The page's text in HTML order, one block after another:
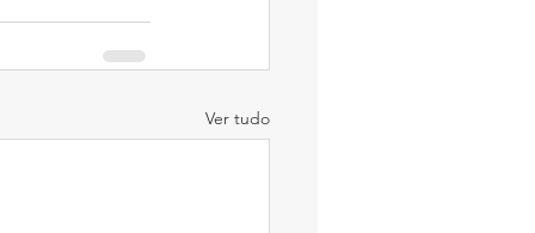
Ver tudo